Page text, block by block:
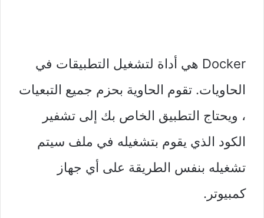
Docker هي أداة لتشغيل التطبيقات في
الحاويات. تقوم الحاوية بحزم جميع التبعيات
، ويحتاج التطبيق الخاص بك إلى تشفير
الكود الذي يقوم بتشغيله في ملف سيتم
تشغيله بنفس الطريقة على أي جهاز
كمبيوتر.